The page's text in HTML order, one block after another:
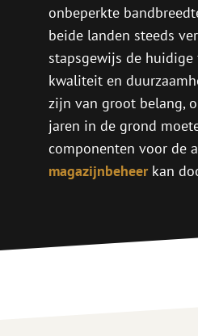
Glasvezel blaasapparatuur
PicoFlow Rapid
Nanoflow Rapid
MultiFlow Rapid
MiniFlow Rapid
onbeperkte
beide landen steeds
stapsgewijs de
kwaliteit en
zijn van groot belang,
jaren in de grond
componenten voor de
magazijnbeheerkan